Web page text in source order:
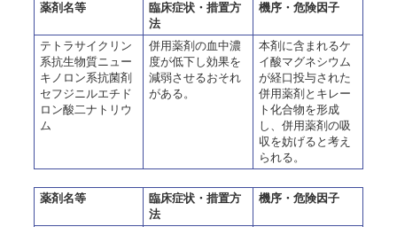
薬剤名等
臨床症状・措置方
法
機序・危険因子
テトラサイクリン
系抗生物質ニュー
キノロン系抗菌剤
セフジニルエチド
ロン酸二ナトリウ
ム
併用薬剤の血中濃
度が低下し効果を
減弱させるおそれ
がある。
本剤に含まれるケ
イ酸マグネシウム
が経口投与された
併用薬剤とキレー
ト化合物を形成
し、併用薬剤の吸
収を妨げると考え
られる。
薬剤名等
臨床症状・措置方
法
機序・危険因子